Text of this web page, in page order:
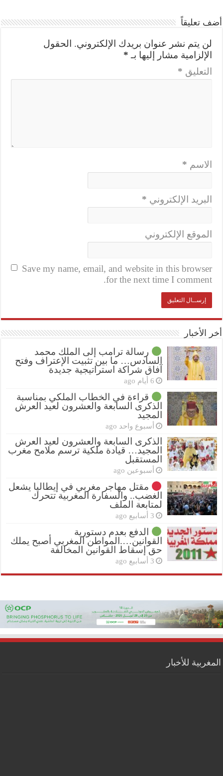
أضف تعليقاً
لن يتم نشر عنوان بريدك الإلكتروني.
الحقول
الإلزامية مشار إليها بـ *
التعليق *
الاسم *
البريد الإلكتروني *
الموقع الإلكتروني
Save my name, email, and website in this browser
for the next time I comment.
أخر الأخبار
رسالة ترامب إلى الملك محمد
السادس… ما بين تثبيت الإعتراف وفتح
آفاق شراكة استراتيجية جديدة
6 أيام ago
قراءة في الخطاب الملكي بمناسبة
الذكرى السابعة والعشرون لعيد العرش
المجيد
أسبوع واحد ago
الذكرى السابعة والعشرون لعيد العرش
المجيد… قيادة ملكية ترسم ملامح مغرب
المستقبل
أسبوعين ago
مقتل مهاجر مغربي في إيطاليا يشعل
الغضب.. والسفارة المغربية تتحرك
لمتابعة الملف
3 أسابيع ago
الدفع بعدم دستورية
القوانين….المواطن المغربي أصبح يملك
حق إسقاط القوانين المخالفة
3 أسابيع ago
المغربية للأخبار